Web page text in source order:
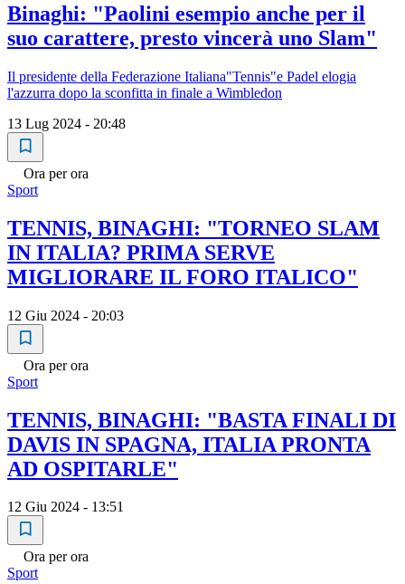
Binaghi: "Paolini esempio anche per il
suo carattere, presto vincerà uno Slam"
Il presidente della Federazione Italiana"Tennis"e Padel elogia
l'azzurra dopo la sconfitta in finale a Wimbledon
13 Lug 2024 - 20:48
Ora per ora
Sport
TENNIS, BINAGHI: "TORNEO SLAM
IN ITALIA? PRIMA SERVE
MIGLIORARE IL FORO ITALICO"
12 Giu 2024 - 20:03
Ora per ora
Sport
TENNIS, BINAGHI: "BASTA FINALI DI
DAVIS IN SPAGNA, ITALIA PRONTA
AD OSPITARLE"
12 Giu 2024 - 13:51
Ora per ora
Sport